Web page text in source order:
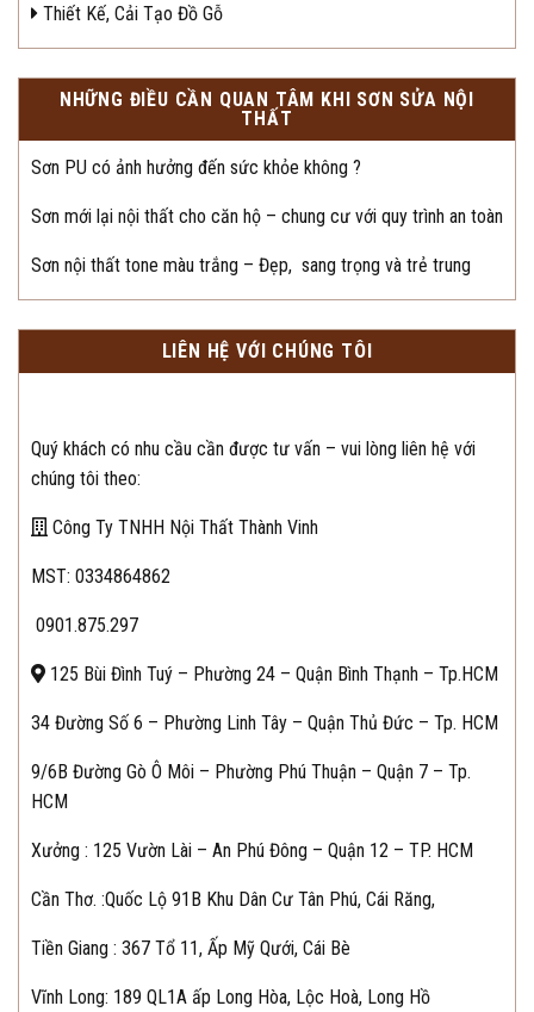
Thiết Kế, Cải Tạo Đồ Gỗ
NHỮNG ĐIỀU CẦN QUAN TÂM KHI SƠN SỬA NỘI
THẤT
Sơn PU có ảnh hưởng đến sức khỏe không ?
Sơn mới lại nội thất cho căn hộ – chung cư với quy trình an toàn
Sơn nội thất tone màu trắng – Đẹp, sang trọng và trẻ trung
LIÊN HỆ VỚI CHÚNG TÔI
Quý khách có nhu cầu cần được tư vấn – vui lòng liên hệ với
chúng tôi theo:
Công Ty TNHH Nội Thất Thành Vinh
MST: 0334864862
0901.875.297
125 Bùi Đình Tuý – Phường 24 – Quận Bình Thạnh – Tp.HCM
34 Đường Số 6 – Phường Linh Tây – Quận Thủ Đức – Tp. HCM
9/6B Đường Gò Ô Môi – Phường Phú Thuận – Quận 7 – Tp.
HCM
Xưởng : 125 Vườn Lài – An Phú Đông – Quận 12 – TP. HCM
Cần Thơ. :Quốc Lộ 91B Khu Dân Cư Tân Phú, Cái Răng,
Tiền Giang : 367 Tổ 11, Ấp Mỹ Qưới, Cái Bè
Vĩnh Long: 189 QL1A ấp Long Hòa, Lộc Hoà, Long Hồ